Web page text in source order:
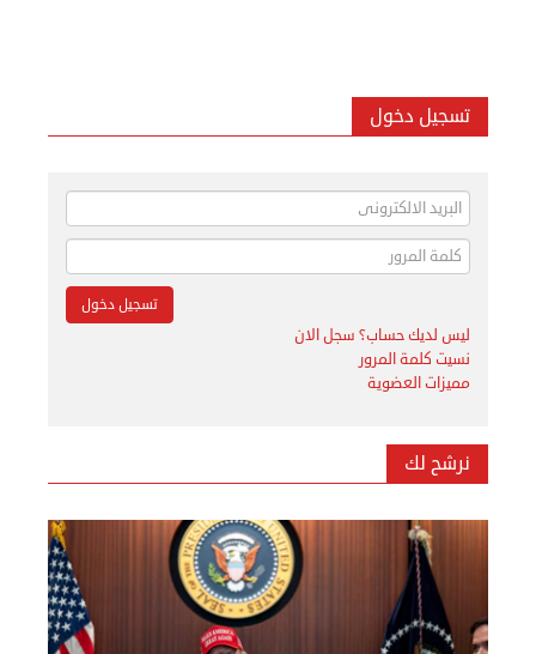
تسجيل دخول
ليس لديك حساب؟ سجل الان
نسيت كلمة المرور
مميزات العضوية
نرشح لك